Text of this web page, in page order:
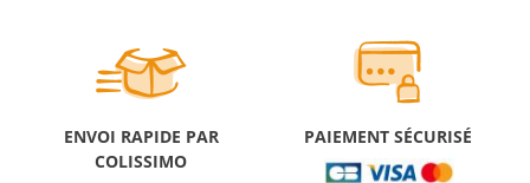
ENVOI RAPIDE PAR
COLISSIMO
PAIEMENT SÉCURISÉ